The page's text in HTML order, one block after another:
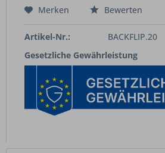
Merken Bewerten
Artikel-Nr.:
BACKFLIP.20
Gesetzliche Gewährleistung